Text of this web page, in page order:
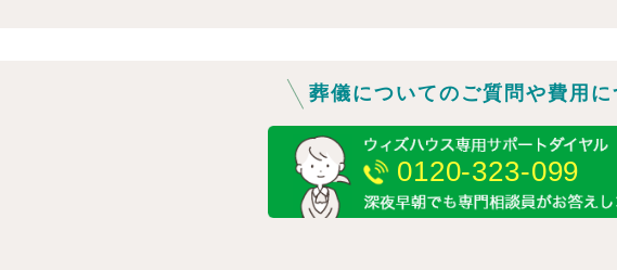
葬儀についての ご質問や費用
0120-323-099